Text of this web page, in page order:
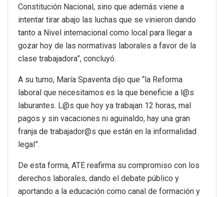
Constitución Nacional, sino que además viene a
intentar tirar abajo las luchas que se vinieron dando
tanto a Nivel internacional como local para llegar a
gozar hoy de las normativas laborales a favor de la
clase trabajadora”, concluyó.
A su turno, María Spaventa dijo que “la Reforma
laboral que necesitamos es la que beneficie a l@s
laburantes. L@s que hoy ya trabajan 12 horas, mal
pagos y sin vacaciones ni aguinaldo, hay una gran
franja de trabajador@s que están en la informalidad
legal”.
De esta forma, ATE reafirma su compromiso con los
derechos laborales, dando el debate público y
aportando a la educación como canal de formación y